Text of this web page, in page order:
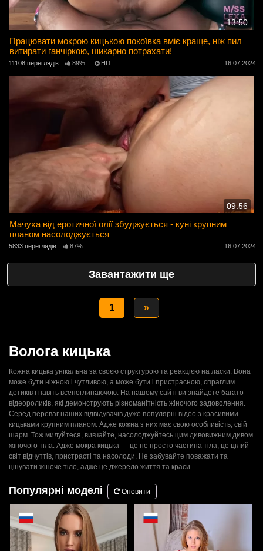
13:50
Працювати мокрою кицькою покоївка вміє краще, ніж пил
витирати ганчіркою, шикарно потрахати!
11108 переглядів 89% HD 16.07.2024
09:56
Мачуха від еротичної олії збуджується - куні крупним
планом насолоджується
5833 переглядів 87% 16.07.2024
Завантажити ще
1 »
Волога кицька
Кожна кицька унікальна за своєю структурою та реакцією на ласки. Вона
може бути ніжною і чутливою, а може бути і пристрасною, спраглим
дотиків і навіть всепоглинаючою. На нашому сайті ви знайдете багато
відеороликів, які демонструють різноманітність жіночого задоволення.
Серед переваг наших відвідувачів дуже популярні відео з красивими
кицьками крупним планом. Адже кожна з них має свою особливість, свій
шарм. Тож милуйтеся, вивчайте, насолоджуйтесь цим дивовижним дивом
жіночого тіла. Адже мокра кицька — це не просто частина тіла, це цілий
світ відчуттів, пристрасті та насолоди. Не забувайте поважати та
цінувати жіноче тіло, адже це джерело життя та краси.
Популярні моделі Оновити